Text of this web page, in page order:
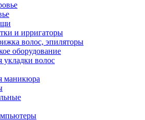
и ирригаторы
волос, эпиляторы
оборудование
укладки волос
маникюра